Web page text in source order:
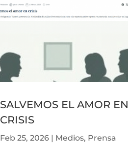
SALVEMOS EL AMOR EN
CRISIS
Feb 25, 2026| Medios, Prensa